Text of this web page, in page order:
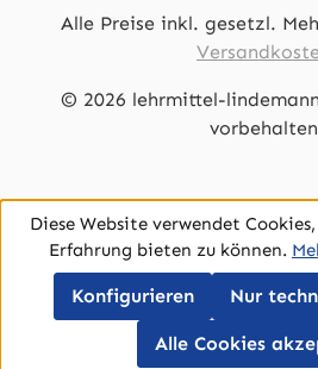
Alle Preise inkl. gesetzl.
© 2026 lehrmittel-
Werkzeugleiste anzeigen
Diese Website verwendet
Erfahrung bieten zu können.
Nur
Konfigurieren
Alle Cookies